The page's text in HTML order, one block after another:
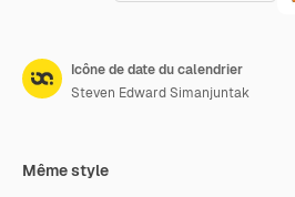
Icône de date du calendrier
Steven Edward Simanjuntak
Même style